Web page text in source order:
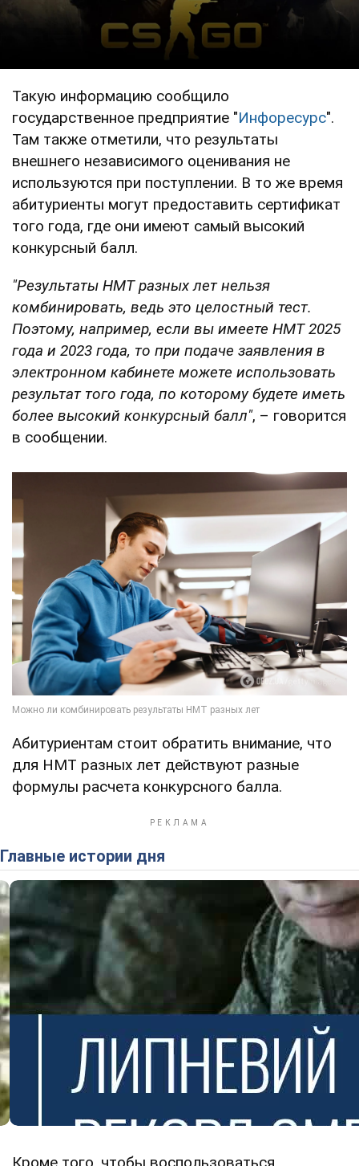
Такую информацию сообщило
государственное предприятие "Инфоресурс".
Там также отметили, что результаты
внешнего независимого оценивания не
используются при поступлении. В то же время
абитуриенты могут предоставить сертификат
того года, где они имеют самый высокий
конкурсный балл.
"Результаты НМТ разных лет нельзя
комбинировать, ведь это целостный тест.
Поэтому, например, если вы имеете НМТ 2025
года и 2023 года, то при подаче заявления в
электронном кабинете можете использовать
результат того года, по которому будете иметь
более высокий конкурсный балл", – говорится
в сообщении.
Абитуриентам стоит обратить внимание, что
для НМТ разных лет действуют разные
формулы расчета конкурсного балла.
Главные истории дня